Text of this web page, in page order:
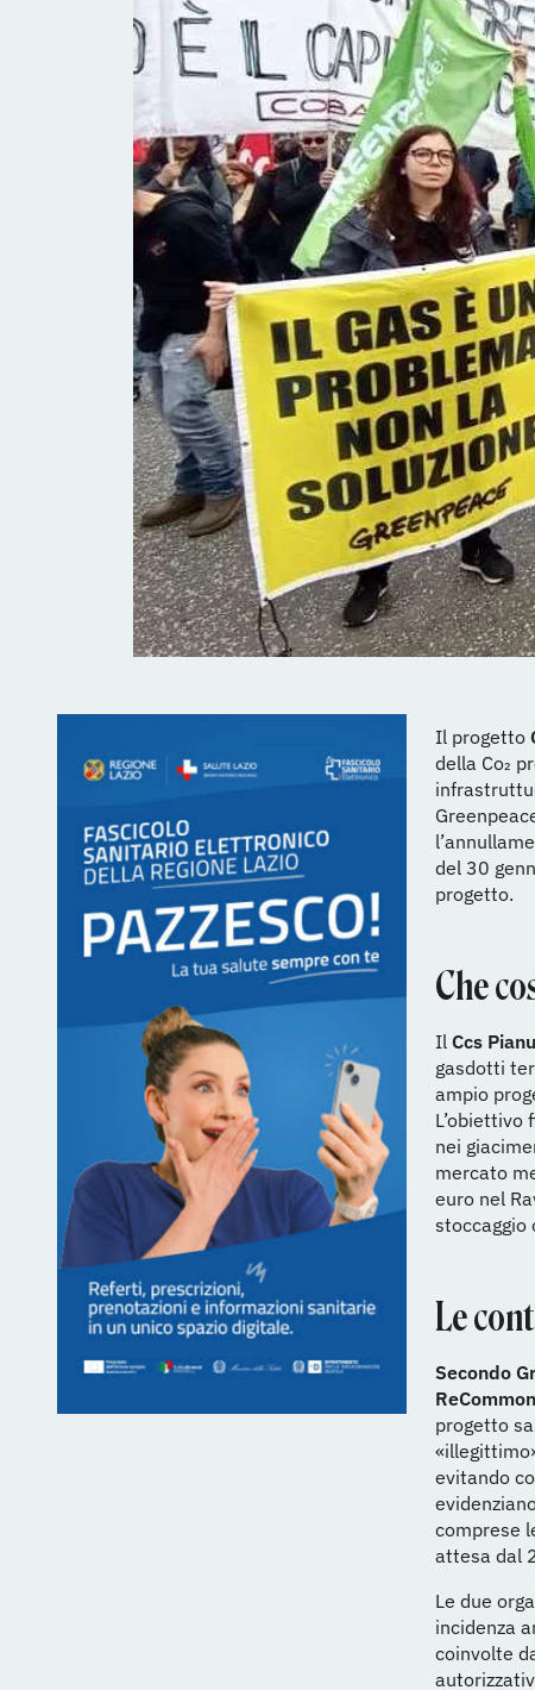
Il progetto
della Co₂
del 30
progetto.
Che
Il Ccs
gasdotti
ampio
L’obiettivo
nei
mercato
euro nel
stoccaggio
Le
Secondo
ReCommon
progetto
evitando
comprese
attesa dal
Le due
incidenza
coinvolte